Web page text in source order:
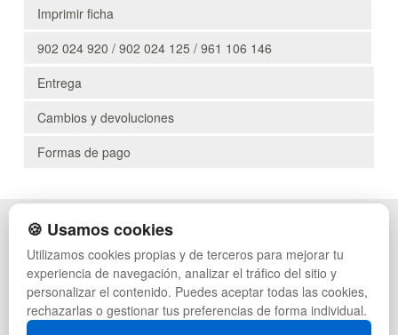
Imprimir ficha
902 024 920 / 902 024 125 / 961 106 146
Entrega
Cambios y devoluciones
Formas de pago
POLÍTICA DE PRIVACIDAD
CONDICIONES DE USO
CAMBIOS Y DEVOLUCIONES
CONTACTO
QUIENES SOMOS
MAPA WEB
PALETS DE PLÁSTICO
MANUTENCIÓN
GESTIÓN DE RESIDUOS
PALETS
CONTENEDORES DE PLÁSTICO
🍪 Usamos cookies
Utilizamos cookies propias y de terceros para mejorar tu
experiencia de navegación, analizar el tráfico del sitio y
personalizar el contenido. Puedes aceptar todas las cookies,
rechazarlas o gestionar tus preferencias de forma individual.